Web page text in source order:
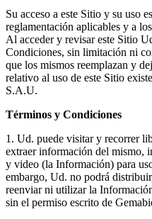
Su acceso a este Sitio y su uso
reglamentación aplicables y a
Al acceder y revisar este Sitio
Condiciones, sin limitación ni
que los mismos reemplazan y
relativo al uso de este Sitio
S.A.U.
Términos y Condiciones
1. Ud. puede visitar y recorrer
extraer información del mismo,
y video (la Información) para
embargo, Ud. no podrá
reenviar ni utilizar la
sin el permiso escrito de